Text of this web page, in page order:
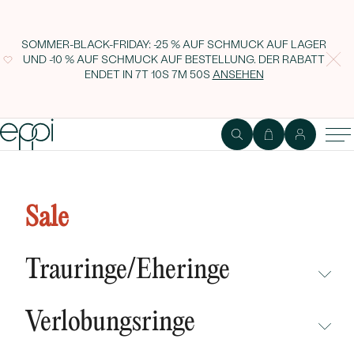
SOMMER-BLACK-FRIDAY: -25 % AUF SCHMUCK AUF LAGER
UND -10 % AUF SCHMUCK AUF BESTELLUNG. DER RABATT
ENDET IN 7T 10S 7M 49S ANSEHEN
Sale
Trauringe/Eheringe
NEUHEITEN
Verlobungsringe
Champagnegold mit einem